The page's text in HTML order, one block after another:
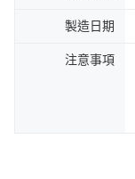
製造日期
注意事項